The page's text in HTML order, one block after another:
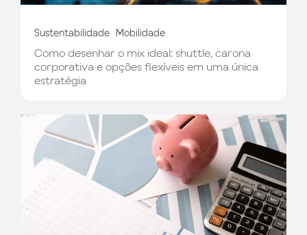
Sustentabilidade Mobilidade
Como desenhar o mix ideal: shuttle, carona
corporativa e opções flexíveis em uma única
estratégia